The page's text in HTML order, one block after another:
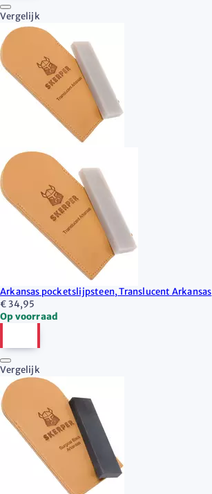
Vergelijk
Arkansas pocketslijpsteen, Translucent Arkansas
€ 34,95
Op voorraad
Vergelijk